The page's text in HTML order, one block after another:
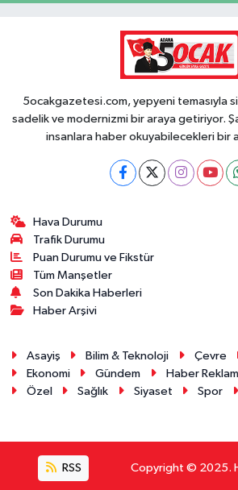
5ocakgazetesi.com, yepyeni temasıyla
sadelik ve modernizmi bir araya getiriyor.
insanlara haber okuyabilecekleri bir
Hava Durumu
Trafik Durumu
Puan Durumu ve Fikstür
Tüm Manşetler
Son Dakika Haberleri
Haber Arşivi
Asayiş Bilim & Teknoloji Çevre
Ekonomi
Gündem Haber Reklam
Özel
Sağlık Siyaset Spor
RSS Copyright © 2025.